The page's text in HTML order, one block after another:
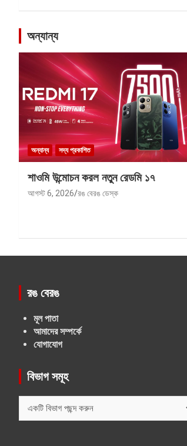
অন্যান্য
অন্যান্য সদ্য প্রকাশিত
শাওমি উন্মোচন করল নতুন রেডমি ১৭
আগস্ট 6, 2026 রঙ বেরঙ ডেস্ক
রঙ বেরঙ
মূল পাতা
আমাদের সম্পর্কে
যোগাযোগ
বিভাগ সমূহ
সমূহ